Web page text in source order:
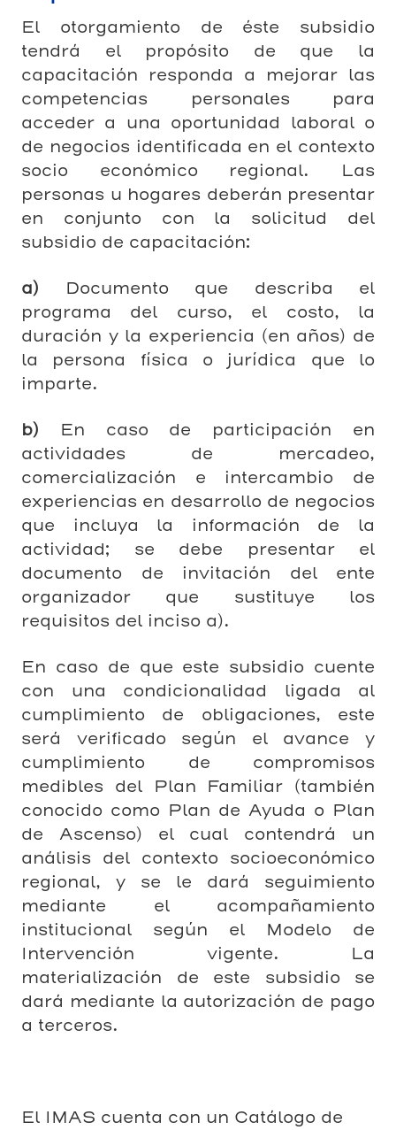
El otorgamiento de éste subsidio
tendrá el propósito de que la
capacitación responda a mejorar las
competencias personales para
acceder a una oportunidad laboral o
de negocios identificada en el contexto
socio económico regional. Las
personas u hogares deberán presentar
en conjunto con la solicitud del
subsidio de capacitación:
a)
Documento que describa el
programa del curso, el costo, la
duración y la experiencia (en años) de
la persona física o jurídica que lo
imparte.
b) En caso de participación en
actividades de mercadeo,
comercialización e intercambio de
experiencias en desarrollo de negocios
que incluya la información de la
actividad; se debe presentar el
documento de invitación del ente
organizador que sustituye los
requisitos del inciso a).
En caso de que este subsidio cuente
con una condicionalidad ligada al
cumplimiento de obligaciones, este
será verificado según el avance y
cumplimiento de compromisos
medibles del Plan Familiar (también
conocido como Plan de Ayuda o Plan
de Ascenso) el cual contendrá un
análisis del contexto socioeconómico
regional, y se le dará seguimiento
mediante el acompañamiento
institucional según el Modelo de
Intervención vigente. La
materialización de este subsidio se
dará mediante la autorización de pago
a terceros.
El IMAS cuenta con un Catálogo de